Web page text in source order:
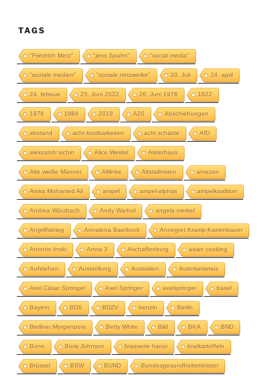
TAGS
"Friedrich Merz" "jens Spahn" "social media"
"soziale medien" "soziale netzwerke" 20. Juli 24. april
24. februar 25. Juni 2022 26. Juni 1976 1922
1976 1984 2019 A20 Abschiebungen
abstand acht kostbarkeiten acht schätze AfD
aleksandr ischin Alice Weidel Alsterhaus
Alte weiße Männer Altlinke Altstalinisten amazon
Amira Mohamed Ali ampel ampel-alphas ampelkoalition
Andrea Würzbach Andy Warhol angela merkel
Angriffskrieg Annalena Baerbock Annegret Kramp-Karrenbauer
Antonio Inoki Arrow 3 Aschaffenburg asian cooking
Aufstehen Ausstellung Australien Autoritarismus
Axel Cäsar Springer Axel Springer axelspringer basel
Bayern BDS BDZV benzin Berlin
Berliner Morgenpost Betty White Bild BKA BND
Bonn Boris Johnson brasserie hanoi bratkartoffeln
Brüssel BSW BUND Bundesgesundheitsminister